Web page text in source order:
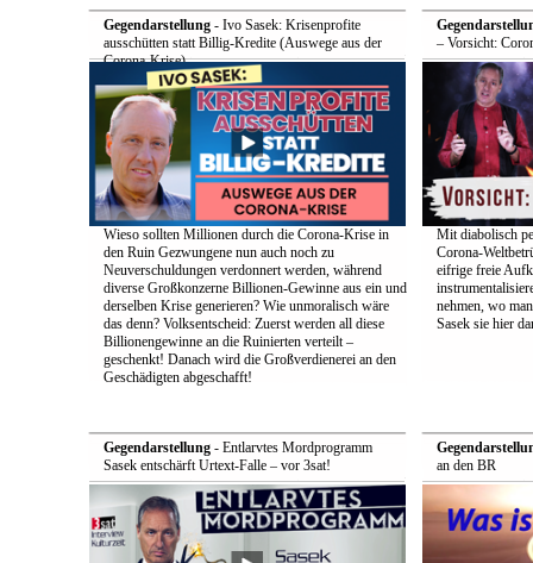
Gegendarstellung- Ivo Sasek: Krisenprofite
ausschütten statt Billig-Kredite (Auswege aus der
Corona-Krise)
Wieso sollten Millionen durch die Corona-Krise in
den Ruin Gezwungene nun auch noch zu
Neuverschuldungen verdonnert werden, während
diverse Großkonzerne Billionen-Gewinne aus ein und
derselben Krise generieren? Wie unmoralisch wäre
das denn? Volksentscheid: Zuerst werden all diese
Billionengewinne an die Ruinierten verteilt –
geschenkt! Danach wird die Großverdienerei an den
Geschädigten abgeschafft!
– Vorsicht:
Mit diabolisch
Corona-
eifrige freie
nehmen, wo
Sasek sie hier
Gegendarstellung- Entlarvtes Mordprogramm
Sasek entschärft Urtext-Falle – vor 3sat!
an den BR